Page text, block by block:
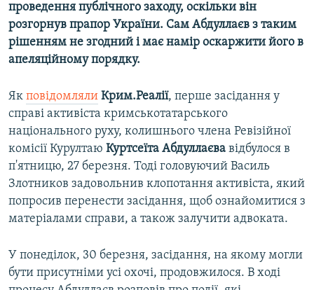
проведення публічного заходу, оскільки він
розгорнув прапор України. Сам Абдуллаєв з таким
рішенням не згодний і має намір оскаржити його в
апеляційному порядку.
Як повідомляли Крим.Реалії, перше засідання у
справі активіста кримськотатарського
національного руху, колишнього члена Ревізійної
комісії Курултаю Куртсеїта Абдуллаєва відбулося в
п'ятницю, 27 березня. Тоді головуючий Василь
Злотников задовольнив клопотання активіста, який
попросив перенести засідання, щоб ознайомитися з
матеріалами справи, а також залучити адвоката.
У понеділок, 30 березня, засідання, на якому могли
бути присутніми усі охочі, продовжилося. В ході